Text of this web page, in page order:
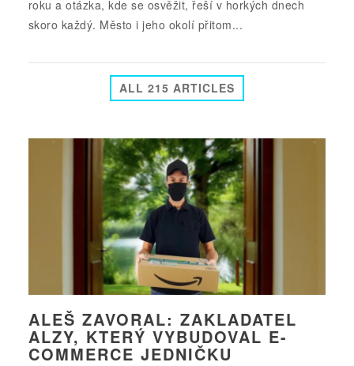
roku a otázka, kde se osvěžit, řeší v horkých dnech
skoro každý. Město i jeho okolí přitom...
ALL 215 ARTICLES
ALEŠ ZAVORAL: ZAKLADATEL
ALZY, KTERÝ VYBUDOVAL E-
COMMERCE JEDNIČKU